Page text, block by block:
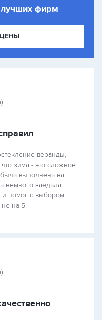
фирм
веранды,
зима - это сложное
выполнена на
немного заедала.
помог с выбором
на 5.